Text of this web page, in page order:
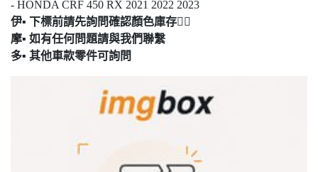
- HONDA CRF 450 RX 2021 2022 2023
伊▪ 下標前請先詢問確認顏色庫存🙋‍♂️
摩▪ 如有任何問題請與我們聯繫
多▪ 其他車款零件可詢問